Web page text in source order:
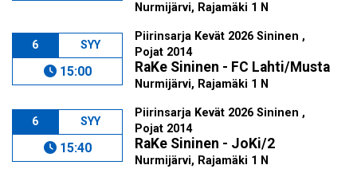
Nurmijärvi, Rajamäki 1 N
6 SYY
15:00
Piirinsarja Kevät 2026 Sininen ,
Pojat 2014
RaKe Sininen - FC Lahti/Musta
Nurmijärvi, Rajamäki 1 N
6 SYY
15:40
Piirinsarja Kevät 2026 Sininen ,
Pojat 2014
RaKe Sininen - JoKi/2
Nurmijärvi, Rajamäki 1 N